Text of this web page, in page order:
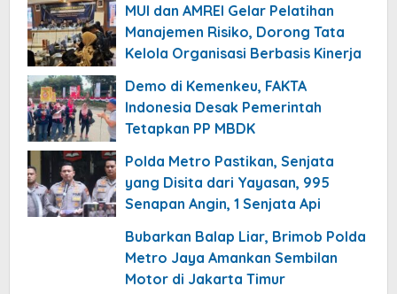
MUI dan AMREI Gelar Pelatihan
Manajemen Risiko, Dorong Tata
Kelola Organisasi Berbasis Kinerja
Demo di Kemenkeu, FAKTA
Indonesia Desak Pemerintah
Tetapkan PP MBDK
Polda Metro Pastikan, Senjata
yang Disita dari Yayasan, 995
Senapan Angin, 1 Senjata Api
Bubarkan Balap Liar, Brimob Polda
Metro Jaya Amankan Sembilan
Motor di Jakarta Timur